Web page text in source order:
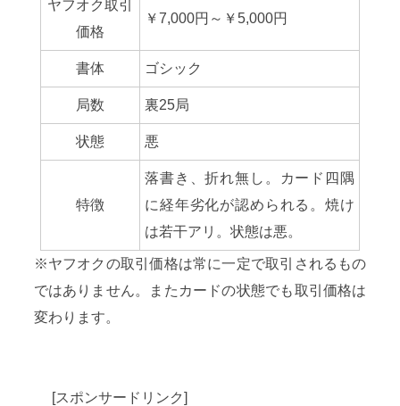
ヤフオク取引
価格
￥7,000円～￥5,000円
書体 ゴシック
局数 裏25局
状態 悪
特徴
落書き、折れ無し。カード四隅
に経年劣化が認められる。焼け
は若干アリ。状態は悪。
※ヤフオクの取引価格は常に一定で取引されるもの
ではありません。またカードの状態でも取引価格は
変わります。
[スポンサードリンク]